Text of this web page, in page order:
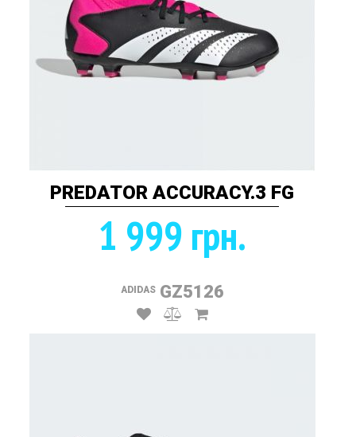
PREDATOR ACCURACY.3 FG
1 999 грн.
ADIDAS GZ5126